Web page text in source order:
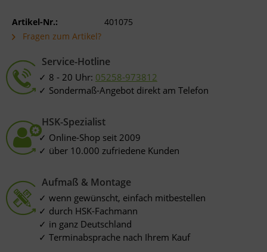
Artikel-Nr.:
401075
Fragen zum Artikel?
Service-Hotline
8 - 20 Uhr: 05258-973812
Sondermaß-Angebot direkt am Telefon
HSK-Spezialist
Online-Shop seit 2009
über 10.000 zufriedene Kunden
Aufmaß & Montage
wenn gewünscht, einfach mitbestellen
durch HSK-Fachmann
in ganz Deutschland
Terminabsprache nach Ihrem Kauf